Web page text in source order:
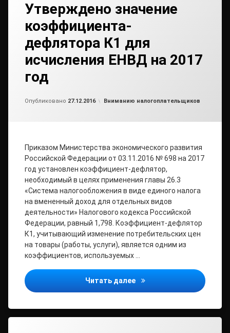
Утверждено значение
коэффициента-
дефлятора К1 для
исчисления ЕНВД на 2017
год
Опубликовано 27.12.2016 Рубрики:
Вниманию налогоплательщиков
Приказом Министерства экономического развития
Российской Федерации от 03.11.2016 № 698 на 2017
год установлен коэффициент-дефлятор,
необходимый в целях применения главы 26.3
«Система налогообложения в виде единого налога
на вмененный доход для отдельных видов
деятельности» Налогового кодекса Российской
Федерации, равный 1,798. Коэффициент-дефлятор
К1, учитывающий изменение потребительских цен
на товары (работы, услуги), является одним из
коэффициентов, используемых …
Читать далее Утверждено значение